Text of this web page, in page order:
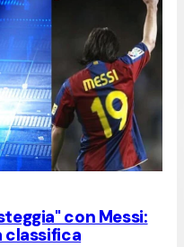
con Messi:
classifica